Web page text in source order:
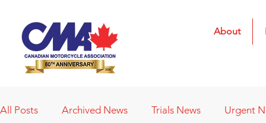
About
All Posts Archived News Trials News Urgent